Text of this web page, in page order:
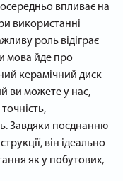
впливає на
використанні
роль відіграє
мова йде про
керамічний диск
ви можете у нас, —
Завдяки поєднанню
він ідеально
як у побутових,